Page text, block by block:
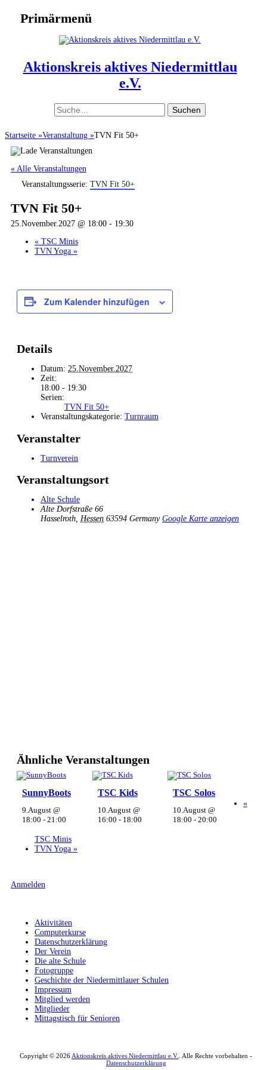
InhaltPrimärmenü
Aktionskreis aktives Niedermittlau
e.V.
Suche
nach:
Startseite »Veranstaltung »TVN Fit 50+
« Alle Veranstaltungen
Veranstaltungsserie: TVN Fit 50+
TVN Fit 50+
25.November.2027 @ 18:00 - 19:30
« TSC Minis
TVN Yoga »
Zum Kalender hinzufügen
Details
Datum: 25.November.2027
Zeit:
18:00 - 19:30
Serien:
TVN Fit 50+
Veranstaltungskategorie: Turnraum
Veranstalter
Turnverein
Veranstaltungsort
Alte Schule
Alte Dorfstraße 66
Hasselroth, Hessen 63594 Germany Google Karte anzeigen
Ähnliche Veranstaltungen
SunnyBoots
9.August @
18:00 - 21:00
TSC Kids
10.August @
16:00 - 18:00
TSC Solos
10.August @
18:00 -20:00
«
TSC Minis
TVN Yoga »
Anmelden
Aktivitäten
Computerkurse
Datenschutzerklärung
Der Verein
Die alte Schule
Fotogruppe
Geschichte der Niedermittlauer Schulen
Impressum
Mitglied werden
Mitglieder
Mittagstisch für Senioren
Copyright © 2026 Aktionskreis aktives Niedermittlau e.V.
. Alle Rechte vorbehalten -
Datenschutzerklärung